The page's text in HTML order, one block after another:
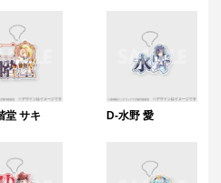
堂 サキ D-水野 愛